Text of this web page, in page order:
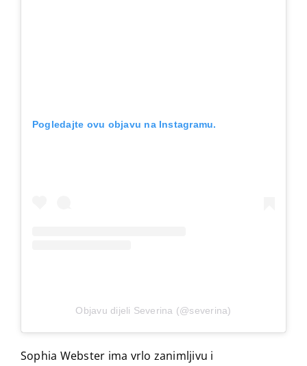
Pogledajte ovu objavu na Instagramu.
Objavu dijeli Severina (@severina)
Sophia Webster ima vrlo zanimljivu i